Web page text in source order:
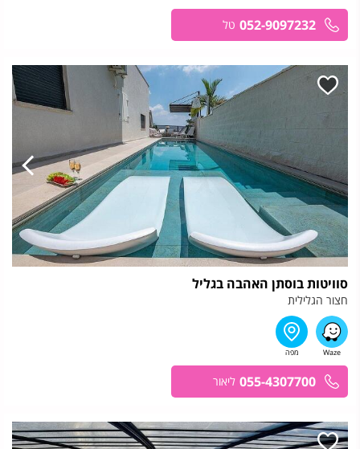
052-9097232 טל
סוויטות בוסתן האהבה בגליל
חצור הגלילית
055-4307700 ליאור